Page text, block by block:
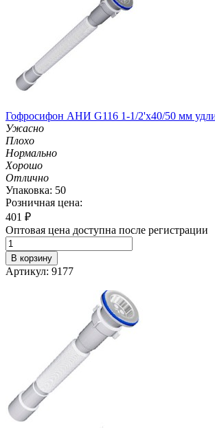
Гофросифон АНИ G116 1-1/2'х40/50 мм
Ужасно
Плохо
Нормально
Хорошо
Отлично
Упаковка: 50
Розничная цена:
401 ₽
Оптовая цена доступна после регистрации
В корзину
Артикул: 9177